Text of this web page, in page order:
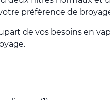
préférence de
de vos besoins en